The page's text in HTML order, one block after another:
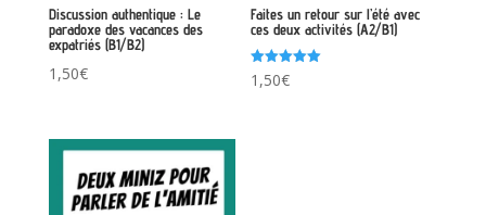
Discussion authentique : Le
paradoxe des vacances des
expatriés (B1/B2)
1,50€
Faites un retour sur l’été avec
ces deux activités (A2/B1)
Note
5.00
1,50€